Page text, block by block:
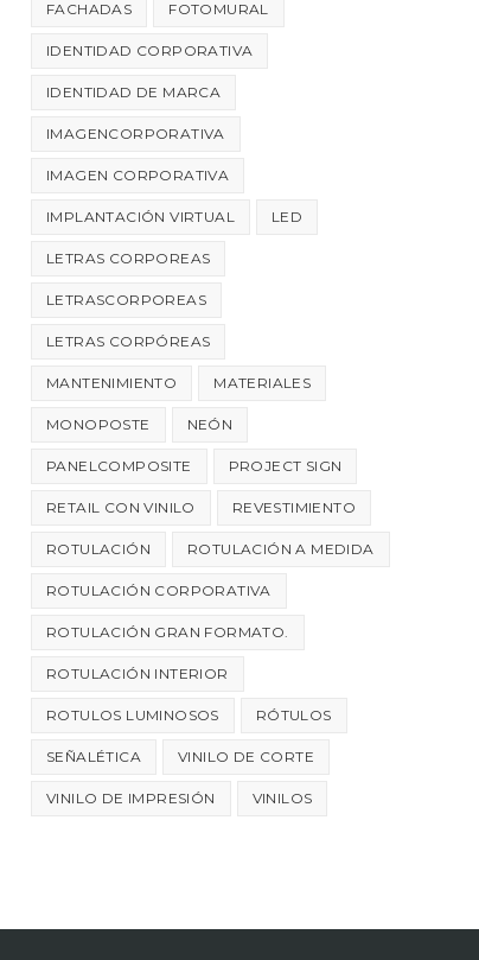
FACHADAS FOTOMURAL
IDENTIDAD CORPORATIVA
IDENTIDAD DE MARCA
IMAGENCORPORATIVA
IMAGEN CORPORATIVA
IMPLANTACIÓN VIRTUAL LED
LETRAS CORPOREAS
LETRASCORPOREAS
LETRAS CORPÓREAS
MANTENIMIENTO MATERIALES
MONOPOSTE NEÓN
PANELCOMPOSITE PROJECT SIGN
RETAIL CON VINILO REVESTIMIENTO
ROTULACIÓN ROTULACIÓN A MEDIDA
ROTULACIÓN CORPORATIVA
ROTULACIÓN GRAN FORMATO.
ROTULACIÓN INTERIOR
ROTULOS LUMINOSOS RÓTULOS
SEÑALÉTICA VINILO DE CORTE
VINILO DE IMPRESIÓN VINILOS